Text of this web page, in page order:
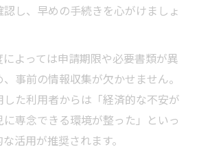
し、早めの手続きを心がけましょ
よっては申請期限や必要書類が異
事前の情報収集が欠かせません。
た利用者からは「経済的な不安が
専念できる環境が整った」といっ
活用が推奨されます。